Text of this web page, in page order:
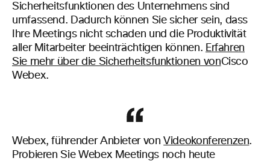
Sicherheitsfunktionen des Unternehmens sind
umfassend. Dadurch können Sie sicher sein, dass
Ihre Meetings nicht schaden und die Produktivität
aller Mitarbeiter beeinträchtigen können. Erfahren
Sie mehr über die Sicherheitsfunktionen vonCisco
Webex.
Webex, führender Anbieter vonVideokonferenzen.
Probieren Sie Webex Meetings noch heute